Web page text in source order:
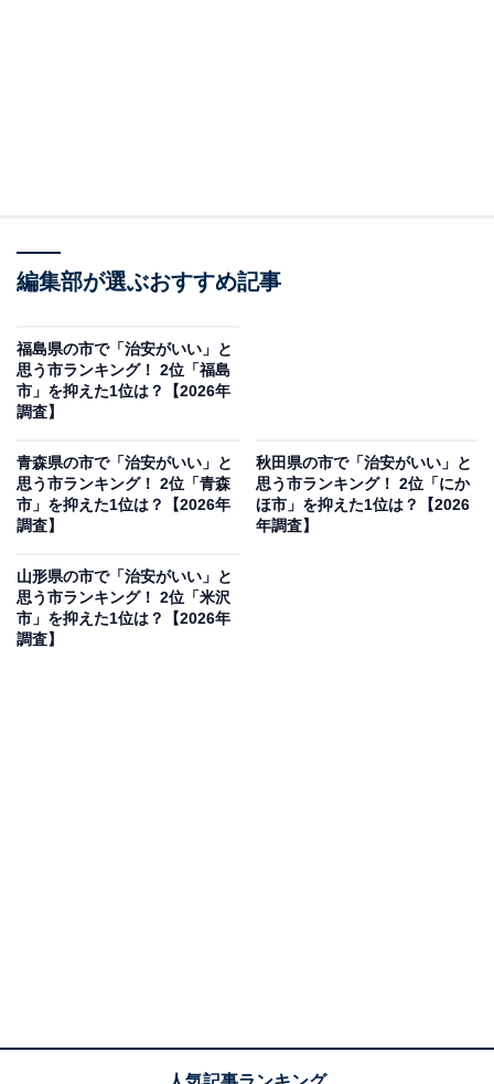
編集部が選ぶおすすめ記事
福島県の市で「治安がいい」と
思う市ランキング！ 2位「福島
市」を抑えた1位は？【2026年
調査】
青森県の市で「治安がいい」と
思う市ランキング！ 2位「青森
市」を抑えた1位は？【2026年
調査】
秋田県の市で「治安がいい」と
思う市ランキング！ 2位「にか
ほ市」を抑えた1位は？【2026
年調査】
山形県の市で「治安がいい」と
思う市ランキング！ 2位「米沢
市」を抑えた1位は？【2026年
調査】